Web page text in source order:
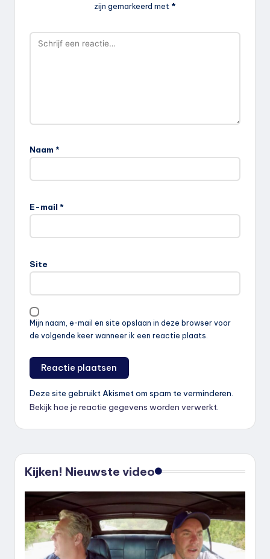
zijn gemarkeerd met *
Naam *
E-mail *
Site
Mijn naam, e-mail en site opslaan in deze browser voor
de volgende keer wanneer ik een reactie plaats.
Deze site gebruikt Akismet om spam te verminderen.
Bekijk hoe je reactie gegevens worden verwerkt.
Kijken! Nieuwste video